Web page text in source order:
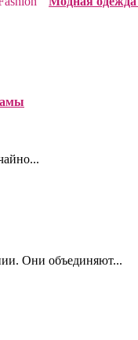
Они объединяют...